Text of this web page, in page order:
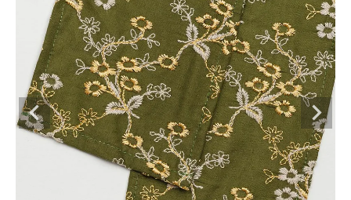
羽織
襦袢
小物
季節から探す
通年 5-9月 夏季以外通年 春 夏 秋 冬
カテゴリーから探す
着物 帯 羽織 襦袢 小物
ソシアル フォーマル
ログイン perm_identity 会員登録
ようこそ ゲスト 様